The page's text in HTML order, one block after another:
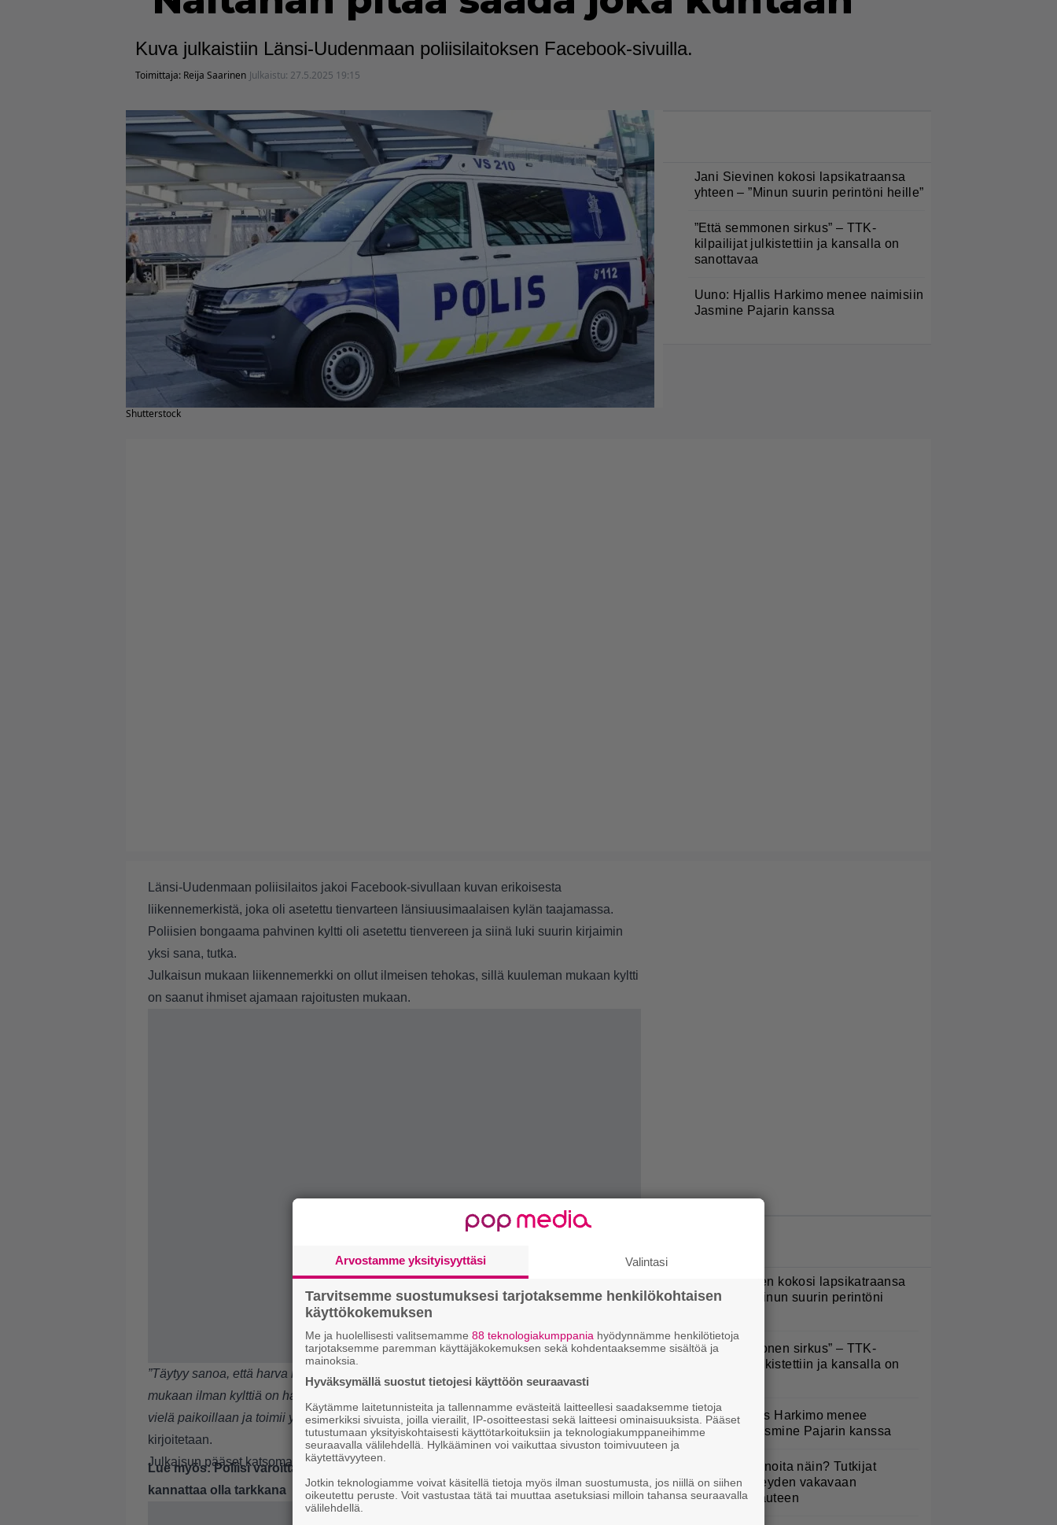
Kuva julkaistiin Länsi-Uudenmaan poliisilaitoksen Facebook-sivuilla.
Toimittaja: Reija Saarinen Julkaistu: 27.5.2025 19:15
Shutterstock
Jani Sievinen kokosi lapsikatraansa
yhteen – ”Minun suurin perintöni heille”
”Että semmonen sirkus” – TTK-
kilpailijat julkistettiin ja kansalla on
sanottavaa
Uuno: Hjallis Harkimo menee naimisiin
Jasmine Pajarin kanssa
Länsi-Uudenmaan poliisilaitos jakoi Facebook-sivullaan kuvan erikoisesta
liikennemerkistä, joka oli asetettu tienvarteen länsiuusimaalaisen kylän taajamassa.
Poliisien bongaama pahvinen kyltti oli asetettu tienvereen ja siinä luki suurin kirjaimin
yksi sana, tutka.
Julkaisun mukaan liikennemerkki on ollut ilmeisen tehokas, sillä kuuleman mukaan kyltti
on saanut ihmiset ajamaan rajoitusten mukaan.
”Täytyy sanoa, että harva muu ”liikennemerkki” on NÄIN tehokas, sillä kuuleman
mukaan ilman kylttiä on harvoin ajeltu yhtä nätisti. Tämä kyltti on käsityksemme mukaan
vielä paikoillaan ja toimii yhä. Näitähän pitäisi saada joka kylään!,”julkaisussa
kirjoitetaan.
Julkaisun pääset katsomaan alta taitäältä.
Lue myös:Poliisi varoittaa petollisista QR-koodeista – katso, missä etenkin
kannattaa olla tarkkana
Jani Sievinen kokosi lapsikatraansa
yhteen – ”Minun suurin perintöni
2. ”Että semmonen sirkus” – TTK-
kilpailijat julkistettiin ja kansalla on
3. Uuno: Hjallis Harkimo menee
naimisiin Jasmine Pajarin kanssa
Syötkö perunoita näin? Tutkijat
löysivät yhteyden vakavaan
kansansairauteen
Arvostamme yksityisyyttäsi Valintasi
Tarvitsemme suostumuksesi tarjotaksemme henkilökohtaisen
käyttökokemuksen
Me ja huolellisesti valitsemamme 88 teknologiakumppania hyödynnämme henkilötietoja
tarjotaksemme paremman käyttäjäkokemuksen sekä kohdentaaksemme sisältöä ja
mainoksia.
Hyväksymällä suostut tietojesi käyttöön seuraavasti
Käytämme laitetunnisteita ja tallennamme evästeitä laitteellesi saadaksemme tietoja
esimerkiksi sivuista, joilla vierailit, IP-osoitteestasi sekä laitteesi ominaisuuksista. Pääset
tutustumaan yksityiskohtaisesti käyttötarkoituksiin ja teknologiakumppaneihimme
seuraavalla välilehdellä. Hylkääminen voi vaikuttaa sivuston toimivuuteen ja
käytettävyyteen.
Jotkin teknologiamme voivat käsitellä tietoja myös ilman suostumusta, jos niillä on siihen
oikeutettu peruste. Voit vastustaa tätä tai muuttaa asetuksiasi milloin tahansa seuraavalla
välilehdellä.